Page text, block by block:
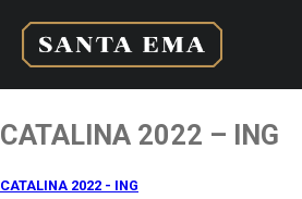
CATALINA 2022 – ING
CATALINA 2022 - ING